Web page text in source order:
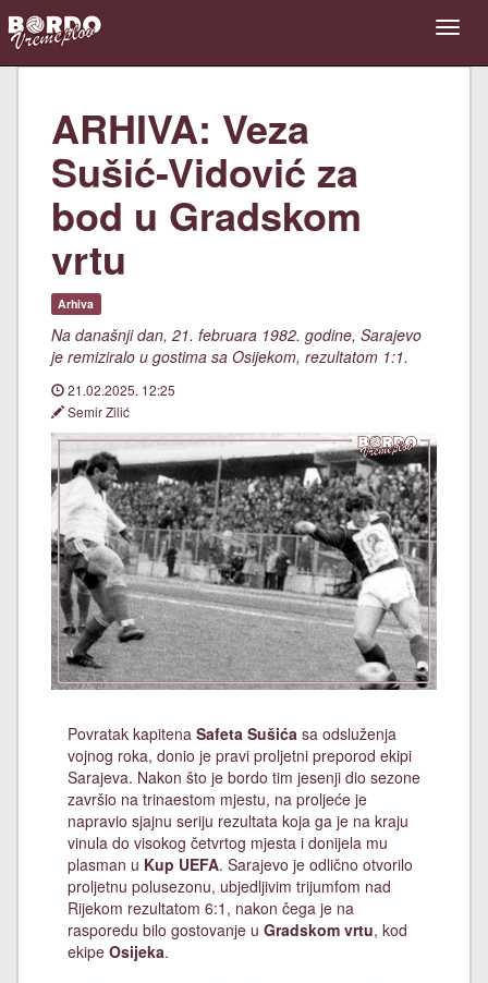
ARHIVA: Veza
Sušić-Vidović za
bod u Gradskom
vrtu
Arhiva
Na današnji dan, 21. februara 1982. godine, Sarajevo
je remiziralo u gostima sa Osijekom, rezultatom 1:1.
21.02.2025. 12:25
Semir Zilić
Povratak kapitena Safeta Sušića sa odsluženja
vojnog roka, donio je pravi proljetni preporod ekipi
Sarajeva. Nakon što je bordo tim jesenji dio sezone
završio na trinaestom mjestu, na proljeće je
napravio sjajnu seriju rezultata koja ga je na kraju
vinula do visokog četvrtog mjesta i donijela mu
plasman u Kup UEFA. Sarajevo je odlično otvorilo
proljetnu polusezonu, ubjedljivim trijumfom nad
Rijekom rezultatom 6:1, nakon čega je na
rasporedu bilo gostovanje u Gradskom vrtu, kod
ekipe Osijeka.